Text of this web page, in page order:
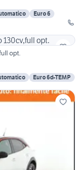
Euro 6
opt.
Euro 6d-TEMP